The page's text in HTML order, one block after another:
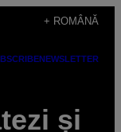
+ ROMÂNĂ
NEWSLETTER
și